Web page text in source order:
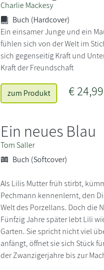
Charlie Mackesy
Buch (Hardcover)
Ein einsamer Junge und ein
fühlen sich von der Welt im
sich gegenseitig Kraft und
Kraft der Freundschaft
zum Produkt €
Ein neues Blau
Tom Saller
Buch (Softcover)
Als Lilis Mutter früh stirbt,
Pechmann kennenlernt, den
Welt des Porzellans. Doch die
Fünfzig Jahre später lebt Lili
Garten. Sie spricht nicht viel
anfängt, öffnet sie sich Stück
der Zwanzigerjahre bis zur